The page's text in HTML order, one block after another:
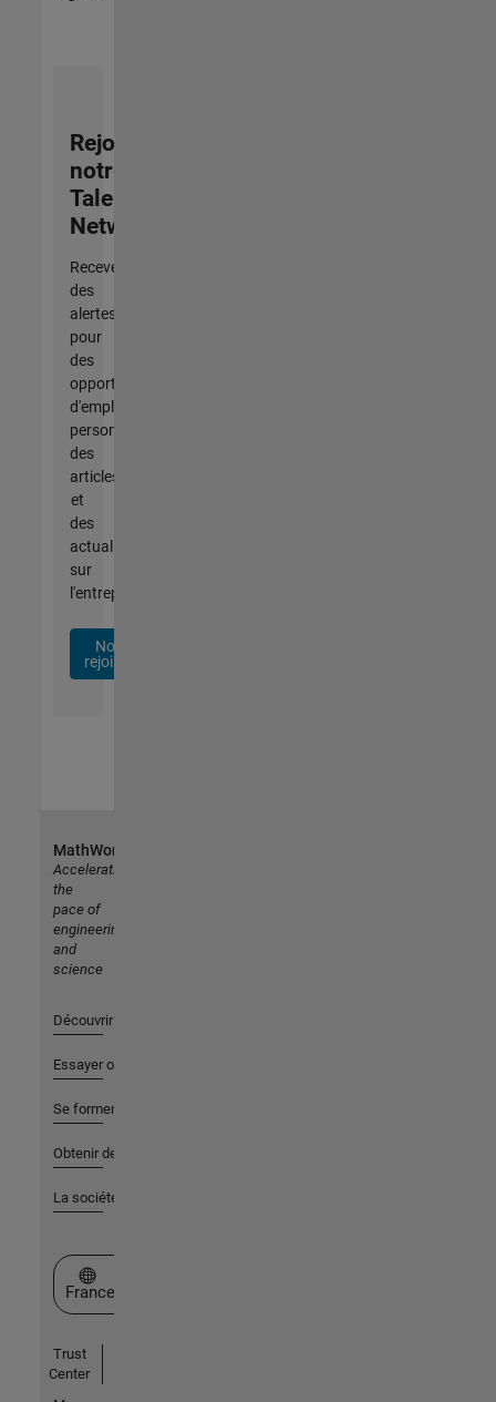
Rejoignez
notre
Talent
Network
Recevez
des
alertes
pour
des
opportunités
d'emploi
personnalisées,
des
articles
et
des
actualités
sur
l'entreprise.
Nous
rejoindre
MathWorks
Accelerating
the
pace of
engineering
and
science
Découvrir les produits
Essayer ou acheter
Se former
Obtenir de l'aide
La société
Sélectionner un site web
France
Trust
Center